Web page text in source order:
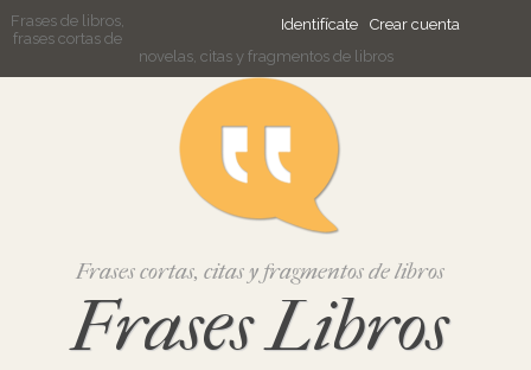
Identifícate Crear cuenta
Frases de libros,
frases cortas de
novelas, citas y fragmentos de libros
Frases cortas, citas y fragmentos de libros
Frases Libros